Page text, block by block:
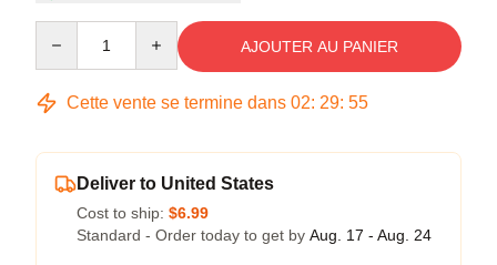
AJOUTER AU PANIER
Cette vente se termine dans 02: 29: 54
Deliver to United States
Cost to ship: $6.99
Standard - Order today to get by Aug. 17 - Aug. 24